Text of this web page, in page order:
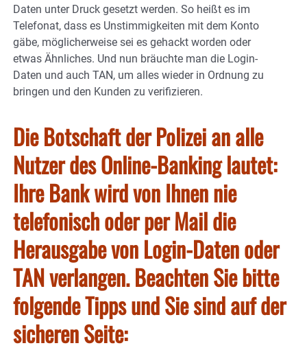
Daten unter Druck gesetzt werden. So heißt es im
Telefonat, dass es Unstimmigkeiten mit dem Konto
gäbe, möglicherweise sei es gehackt worden oder
etwas Ähnliches. Und nun bräuchte man die Login-
Daten und auch TAN, um alles wieder in Ordnung zu
bringen und den Kunden zu verifizieren.
Die Botschaft der Polizei an alle
Nutzer des Online-Banking lautet:
Ihre Bank wird von Ihnen nie
telefonisch oder per Mail die
Herausgabe von Login-Daten oder
TAN verlangen. Beachten Sie bitte
folgende Tipps und Sie sind auf der
sicheren Seite: